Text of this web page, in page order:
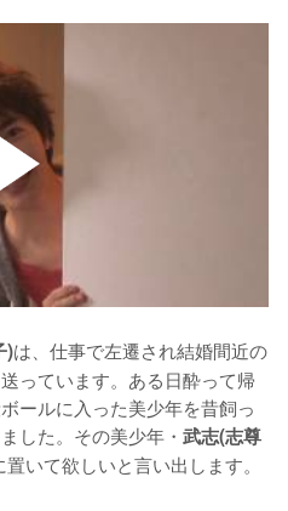
)は、仕事で左遷され結婚間近の
っています。ある日酔って帰
ールに入った美少年を昔飼っ
した。その美少年・ 武志(志尊
いて欲しいと言い出します。